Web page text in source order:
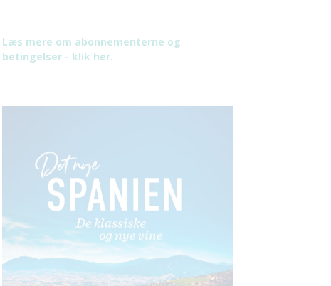
Læs mere om abonnementerne og
betingelser - klik her.